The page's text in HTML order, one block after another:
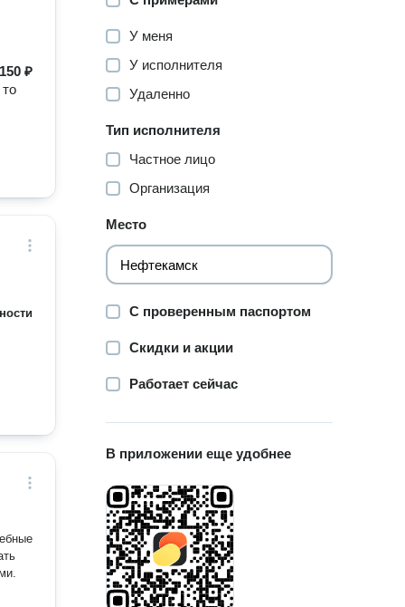
150 ₽
У меня
У исполнителя
Удаленно
Тип исполнителя
Частное лицо
Организация
Место
С проверенным паспортом
Скидки и акции
Работает сейчас
В приложении еще удобнее